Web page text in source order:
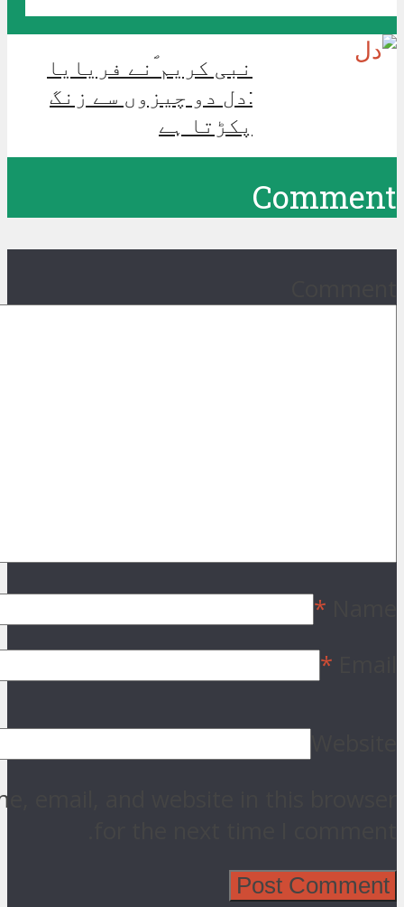
نبی کریم ؐنے فریایا
:دل دو چیزوں سے زنگ
پکڑتا ہے
Comment
*
*
email, and website in this browser